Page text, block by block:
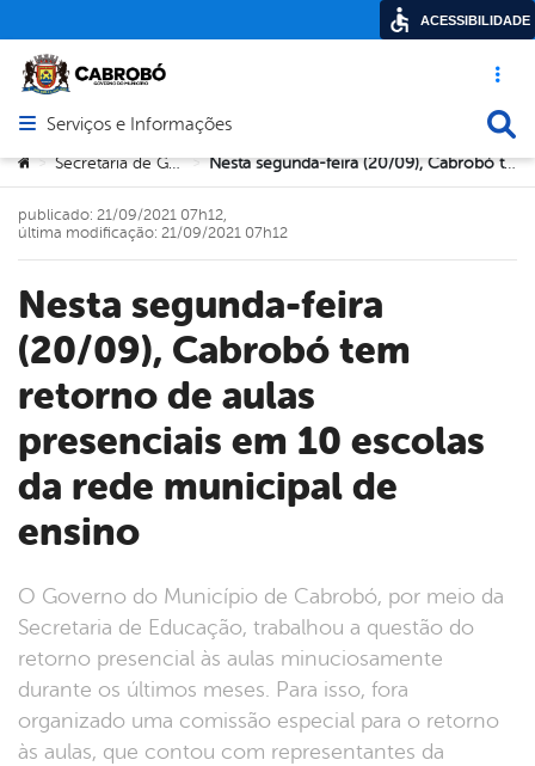
Acesso
Abrir menu principal de navegação
Serviços e Informações
Você está aqui:
> Secretaria de Governo > Nesta segunda-feira (20/09), Cabrobó tem retorno de aulas presenciais em 10 escolas da rede municipal de ensino
Nesta segunda-feira
(20/09), Cabrobó tem
retorno de aulas
presenciais em 10 escolas
da rede municipal de
ensino
O Governo do Município de Cabrobó, por meio da
Secretaria de Educação, trabalhou a questão do
retorno presencial às aulas minuciosamente
durante os últimos meses. Para isso, fora
organizado uma comissão especial para o retorno
às aulas, que contou com representantes da
publicado: 21/09/2021 07h12,
última modificação: 21/09/2021 07h12
ACESSIBILIDADE